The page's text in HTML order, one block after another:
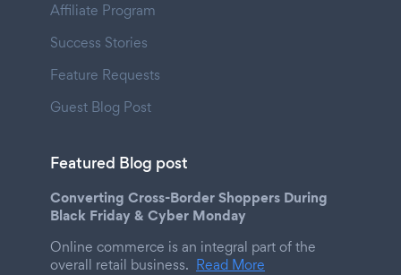
Affiliate Program
Success Stories
Feature Requests
Guest Blog Post
Featured Blog post
Converting Cross-Border Shoppers During
Black Friday & Cyber Monday
Online commerce is an integral part of the
overall retail business. Read More